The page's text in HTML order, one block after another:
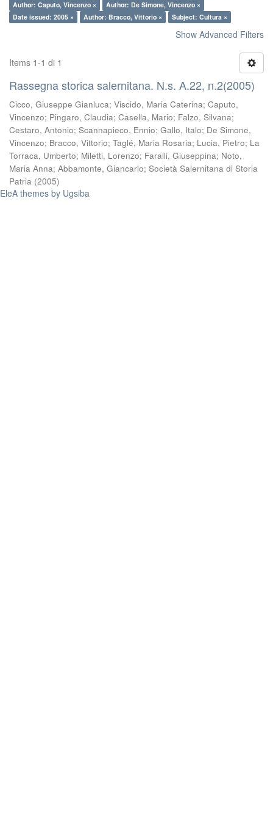
Author: Caputo, Vincenzo ×
Author: De Simone, Vincenzo ×
Date issued: 2005 ×
Author: Bracco, Vittorio × Subject: Cultura ×
Show Advanced Filters
Items 1-1 di 1
Rassegna storica salernitana. N.s. A.22, n.2(2005)
Cicco, Giuseppe Gianluca; Viscido, Maria Caterina; Caputo,
Vincenzo; Pingaro, Claudia; Casella, Mario; Falzo, Silvana;
Cestaro, Antonio; Scannapieco, Ennio; Gallo, Italo; De Simone,
Vincenzo; Bracco, Vittorio; Taglé, Maria Rosaria; Lucia, Pietro; La
Torraca, Umberto; Miletti, Lorenzo; Faralli, Giuseppina; Noto,
Maria Anna; Abbamonte, Giancarlo; Società Salernitana di Storia
Patria (2005)
EleA themes by Ugsiba